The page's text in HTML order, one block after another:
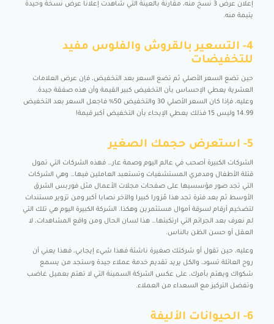
إعلان عرض 3 نسخ منه، مقارنة بالعينة التي شاهدت إعلانا عرض نسخة وحيدة
يتيمة منه.
4- التسعير بالقروش والفلوس مفيد
للتخفيضات
حين تضع السعر الأصلي ثم تضع السعر بعد التخفيض، فإن عرض العلامات
العشرية يعطي الإحساس بأن التخفيض كبير القيمة وأن هذه صفقة جيدة.
وعليه، فإذا كان السعر الأصلي 30 والتخفيض 50% فاجعل السعر بعد التخفيض
14.99 وليس 15 فذلك يعطي الإيحاء بأن التخفيض أكبر قيمة!
5- استعرض حجمك الصغير
الشركات الكبيرة أصحب في عالم اليوم وصمة عار… فهذه الشركات التي تمول
قتلة الأطفال ومدمري المستشفيات وتستعبد العاملين فيها… وهي الشركات
التي تجد صور مؤسسيها على صفحات مجلات الأعمال مثل فوربس الشرق
الأوسط ثم بعد فترة تجد هذا مُزورا كبيرا والآخر نصابا أكبر ومن تزوير مستندات
لتضخيم أرقام لسرقة أموال مستثمرين وهكذا. الشركة الكبيرة اليوم هي تلك التي
لم نعرف بعد الجرائم التي ارتكبتها… هذا لسان الحال ومن واقع المشاهدات، لا
العقل أو حسن الظن بالناس.
وعليه، حين تقول أو شركتك صغيرة ناشئة فهذا شيء إيجابي، فهذا يعني أن
روح العائلة تسود، والكل يريد تقديم خدمة عملاء جيدة وستجد من يسمع
شكواك ويهتم بأمرك، على عكس الشركة السمينة التي لا تهتم بعميل غاضب
وتفضل التركيز مع السعداء من العملاء.
6- الحيوانات الأليفة